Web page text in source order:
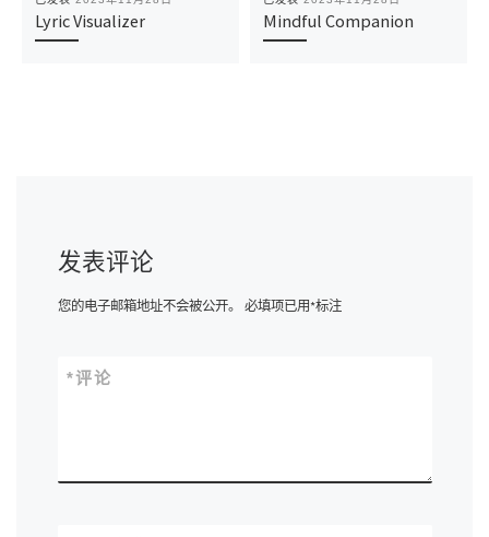
Lyric Visualizer Mindful Companion
发表评论
您的电子邮箱地址不会被公开。 必填项已用*标注
评论
*